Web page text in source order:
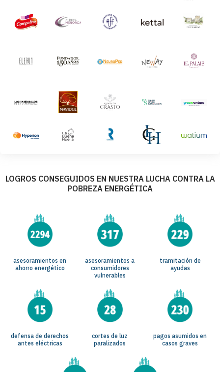
LOGROS CONSEGUIDOS EN NUESTRA LUCHA CONTRA LA
POBREZA ENERGÉTICA
asesoramientos en
ahorro energético
asesoramientos a
consumidores
vulnerables
tramitación de
ayudas
defensa de derechos
antes eléctricas
cortes de luz
paralizados
pagos asumidos en
casos graves